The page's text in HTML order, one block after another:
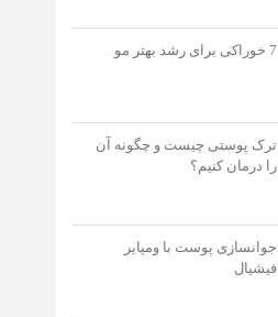
7 خوراکی برای رشد بهتر مو
ترک پوستی چیست و چگونه آن
را درمان کنیم؟
جوانسازی پوست با ومپایر
فیشیال